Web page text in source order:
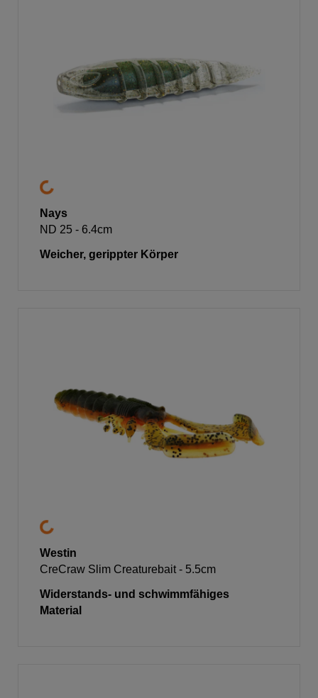
Nays
ND 25 - 6.4cm
Weicher, gerippter Körper
Westin
CreCraw Slim Creaturebait - 5.5cm
Widerstands- und schwimmfähiges
Material